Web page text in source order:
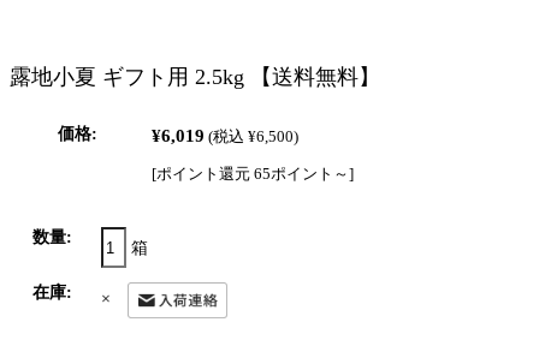
露地小夏 ギフト用 2.5kg 【送料無料】
価格: ¥6,019 (税込 ¥6,500)
[ポイント還元 65ポイント～]
数量:
箱
在庫: ×